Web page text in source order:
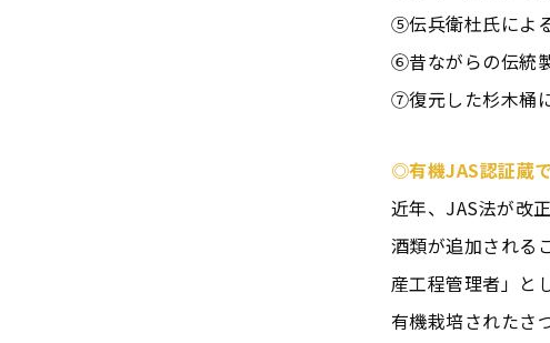
⑤伝兵衛杜氏によ
⑥昔ながらの伝統
⑦復元した杉木桶
◎有機JAS認証蔵
近年、JAS法が改
酒類が追加される
産工程管理者」と
有機栽培されたさ